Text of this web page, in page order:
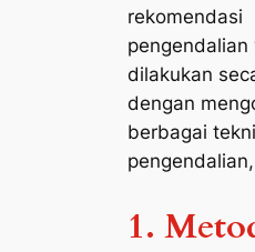
rekomendasi
pengendalian
dilakukan
dengan
berbagai
1.